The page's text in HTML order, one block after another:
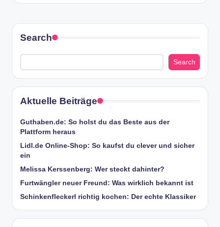
Search
Search
Aktuelle Beiträge
Guthaben.de: So holst du das Beste aus der
Plattform heraus
Lidl.de Online-Shop: So kaufst du clever und sicher
ein
Melissa Kerssenberg: Wer steckt dahinter?
Furtwängler neuer Freund: Was wirklich bekannt ist
Schinkenfleckerl richtig kochen: Der echte Klassiker